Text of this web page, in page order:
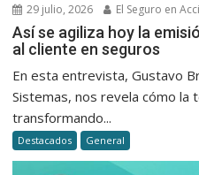
29 julio, 2026 El Seguro en
Así se agiliza hoy la
al cliente en seguros
En esta entrevista, Gustavo
Sistemas, nos revela cómo la
transformando...
Destacados General